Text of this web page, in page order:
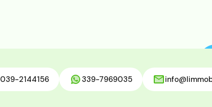
039-2144156 339-7969035